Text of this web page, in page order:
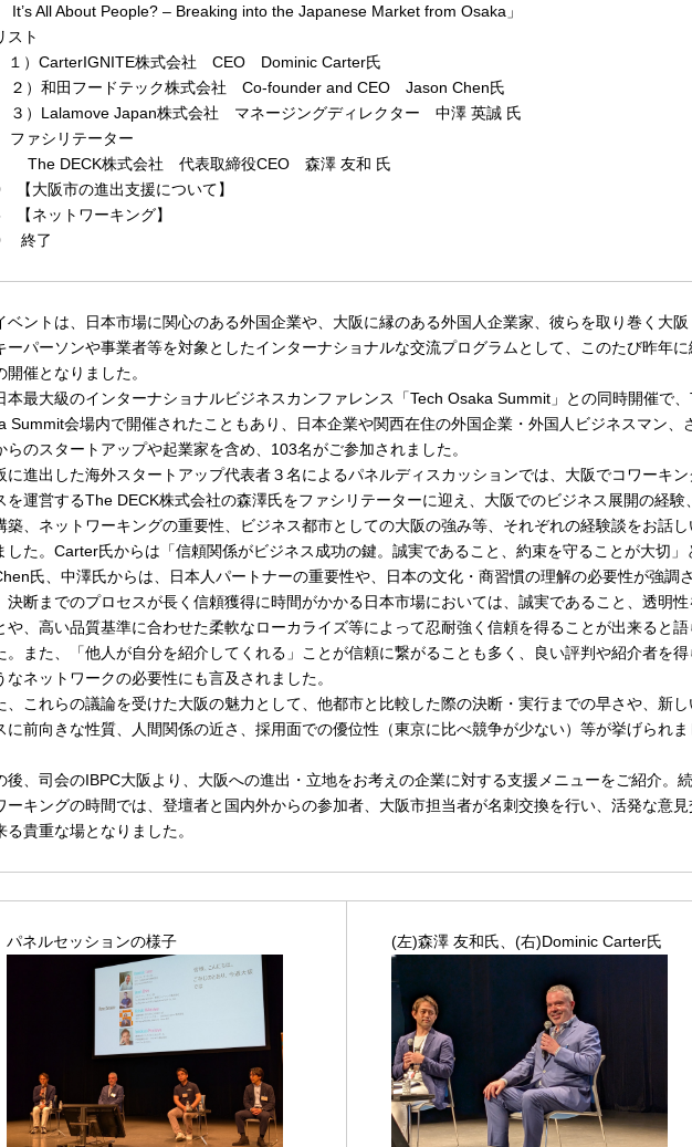
About People? – Breaking into the Japanese Market from Osaka」
スト
株式会社 CEO Dominic Carter氏
田フードテック株式会社 Co-founder and CEO Jason Chen氏
Japan株式会社 マネージングディレクター 中澤 英誠 氏
シリテーター
株式会社 代表取締役CEO 森澤 友和 氏
【大阪市の進出支援について】
【ネットワーキング】
終了
ントは、日本市場に関心のある外国企業や、大阪に縁のある外国人企業家、彼らを取り巻く大阪
ーパーソンや事業者等を対象としたインターナショナルな交流プログラムとして、このたび昨年に
開催となりました。
最大級のインターナショナルビジネスカンファレンス「Tech Osaka Summit」との同時開催で、
Summit会場内で開催されたこともあり、日本企業や関西在住の外国企業・外国人ビジネスマン、
らのスタートアップや起業家を含め、103名がご参加されました。
進出した海外スタートアップ代表者３名によるパネルディスカッションでは、大阪でコワーキン
を運営するThe DECK株式会社の森澤氏をファシリテーターに迎え、大阪でのビジネス展開の経験
築、ネットワーキングの重要性、ビジネス都市としての大阪の強み等、それぞれの経験談をお話し
した。Carter氏からは「信頼関係がビジネス成功の鍵。誠実であること、約束を守ることが大切」
氏、中澤氏からは、日本人パートナーの重要性や、日本の文化・商習慣の理解の必要性が強調
決断までのプロセスが長く信頼獲得に時間がかかる日本市場においては、誠実であること、透明性
や、高い品質基準に合わせた柔軟なローカライズ等によって忍耐強く信頼を得ることが出来ると語
。また、「他人が自分を紹介してくれる」ことが信頼に繋がることも多く、良い評判や紹介者を得
なネットワークの必要性にも言及されました。
これらの議論を受けた大阪の魅力として、他都市と比較した際の決断・実行までの早さや、新し
に前向きな性質、人間関係の近さ、採用面での優位性（東京に比べ競争が少ない）等が挙げられま
、司会のIBPC大阪より、大阪への進出・立地をお考えの企業に対する支援メニューをご紹介。
ーキングの時間では、登壇者と国内外からの参加者、大阪市担当者が名刺交換を行い、活発な意見
る貴重な場となりました。
パネルセッションの様子 (左)森澤 友和氏、(右)Dominic Carter氏